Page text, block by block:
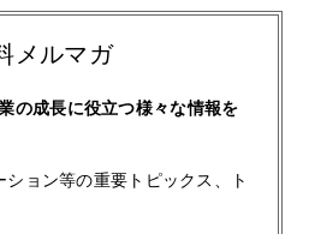
メルマガ
の成長に役立つ様々な情報を
ション等の重要トピックス、ト